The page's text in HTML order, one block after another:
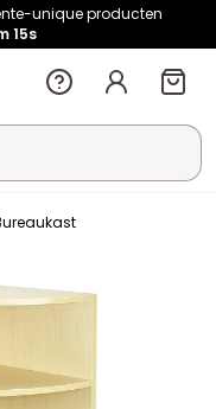
unique producten
15s